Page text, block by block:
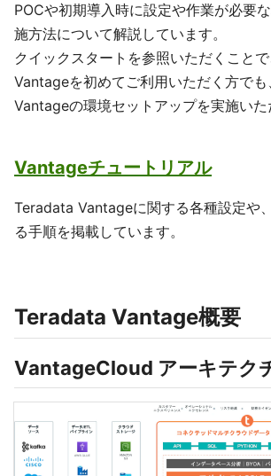
POCや初期導入時に設定や作業が必要
施方法について解説しています。
クイックスタートを参照いただくこと
Vantageを初めてご利用いただく方でも
Vantageの環境セットアップを実施いた
Vantageチュートリアル
Teradata Vantageに関する各種設定や
る手順を掲載しています。
Teradata Vantage概要
VantageCloud アーキテク